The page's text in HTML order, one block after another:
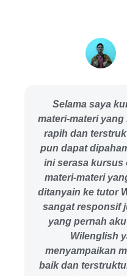
Selama saya
materi-materi
rapih dan
pun dapat
ini serasa kursus
materi-materi
ditanyain ke tutor
sangat responsif
yang pernah
Wilenglish
menyampaikan
baik dan